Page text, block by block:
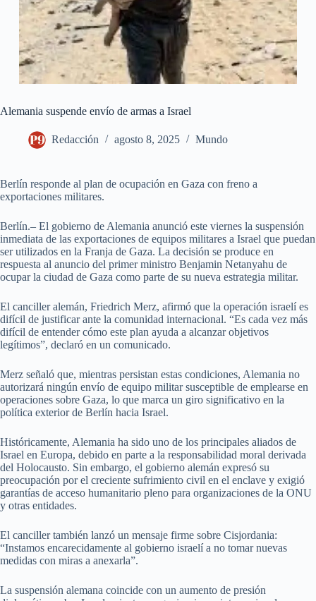
Alemania suspende envío de armas a Israel
Redacción agosto 8, 2025 Mundo
Berlín responde al plan de ocupación en Gaza con freno a
exportaciones militares.
Berlín.– El gobierno de Alemania anunció este viernes la suspensión
inmediata de las exportaciones de equipos militares a Israel que puedan
ser utilizados en la Franja de Gaza. La decisión se produce en
respuesta al anuncio del primer ministro Benjamin Netanyahu de
ocupar la ciudad de Gaza como parte de su nueva estrategia militar.
El canciller alemán, Friedrich Merz, afirmó que la operación israelí es
difícil de justificar ante la comunidad internacional. “Es cada vez más
difícil de entender cómo este plan ayuda a alcanzar objetivos
legítimos”, declaró en un comunicado.
Merz señaló que, mientras persistan estas condiciones, Alemania no
autorizará ningún envío de equipo militar susceptible de emplearse en
operaciones sobre Gaza, lo que marca un giro significativo en la
política exterior de Berlín hacia Israel.
Históricamente, Alemania ha sido uno de los principales aliados de
Israel en Europa, debido en parte a la responsabilidad moral derivada
del Holocausto. Sin embargo, el gobierno alemán expresó su
preocupación por el creciente sufrimiento civil en el enclave y exigió
garantías de acceso humanitario pleno para organizaciones de la ONU
y otras entidades.
El canciller también lanzó un mensaje firme sobre Cisjordania:
“Instamos encarecidamente al gobierno israelí a no tomar nuevas
medidas con miras a anexarla”.
La suspensión alemana coincide con un aumento de presión